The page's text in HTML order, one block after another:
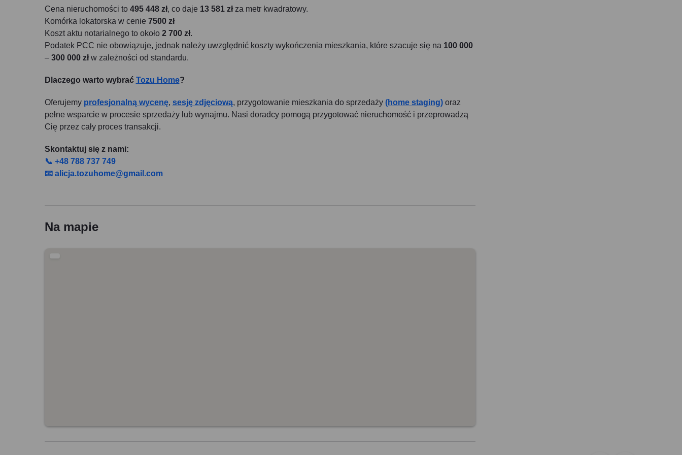
Cena nieruchomości to 495 448 zł, co daje 13 581 złza metr kwadratowy.
Komórka lokatorska w cenie 7500 zł
Koszt aktu notarialnego to około 2 700 zł.
Podatek PCC nie obowiązuje, jednak należy uwzględnić koszty wykończenia mieszkania, które szacuje się na 100 000
– 300 000 złw zależności od standardu.
Dlaczego warto wybrać Tozu Home?
Oferujemy profesjonalną wycenę, sesję zdjęciową, przygotowanie mieszkania do sprzedaży (home staging)oraz
pełne wsparcie w procesie sprzedaży lub wynajmu. Nasi doradcy pomogą przygotować nieruchomość i przeprowadzą
Cię przez cały proces transakcji.
Skontaktuj się z nami:
📞 +48 788 737 749
📧 alicja.tozuhome@gmail.com
Na mapie